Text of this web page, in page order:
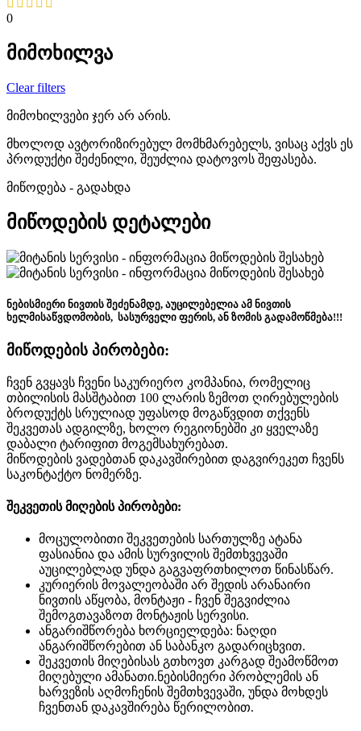
0
მიმოხილვა
Clear filters
მიმოხილვები ჯერ არ არის.
მხოლოდ ავტორიზირებულ მომხმარებელს, ვისაც აქვს ეს
პროდუქტი შეძენილი, შეუძლია დატოვოს შეფასება.
მიწოდება - გადახდა
მიწოდების დეტალები
ნებისმიერი ნივთის შეძენამდე, აუცილებელია ამ ნივთის
ხელმისაწვდომობის, სასურველი ფერის, ან ზომის გადამოწმება!!!
მიწოდების პირობები:
ჩვენ გვყავს ჩვენი საკურიერო კომპანია, რომელიც
თბილისის მასშტაბით 100 ლარის ზემოთ ღირებულების
ბროდუქტს სრულიად უფასოდ მოგაწვდით თქვენს
შეკვეთას ადგილზე, ხოლო რეგიონებში კი ყველაზე
დაბალი ტარიფით მოგემსახურებათ.
მიწოდების ვადებთან დაკავშირებით დაგვირეკეთ ჩვენს
საკონტაქტო ნომერზე.
შეკვეთის მიღების პირობები:
მოცულობითი შეკვეთების სართულზე ატანა
ფასიანია და ამის სურვილის შემთხვევაში
აუცილებლად უნდა გაგვაფრთხილოთ წინასწარ.
კურიერის მოვალეობაში არ შედის არანაირი
ნივთის აწყობა, მონტაჟი - ჩვენ შეგვიძლია
შემოგთავაზოთ მონტაჟის სერვისი.
ანგარიშწორება ხორციელდება: ნაღდი
ანგარიშწორებით ან საბანკო გადარიცხვით.
შეკვეთის მიღებისას გთხოვთ კარგად შეამოწმოთ
მიღებული ამანათი.ნებისმიერი პრობლემის ან
ხარვეზის აღმოჩენის შემთხვევაში, უნდა მოხდეს
ჩვენთან დაკავშირება წერილობით.